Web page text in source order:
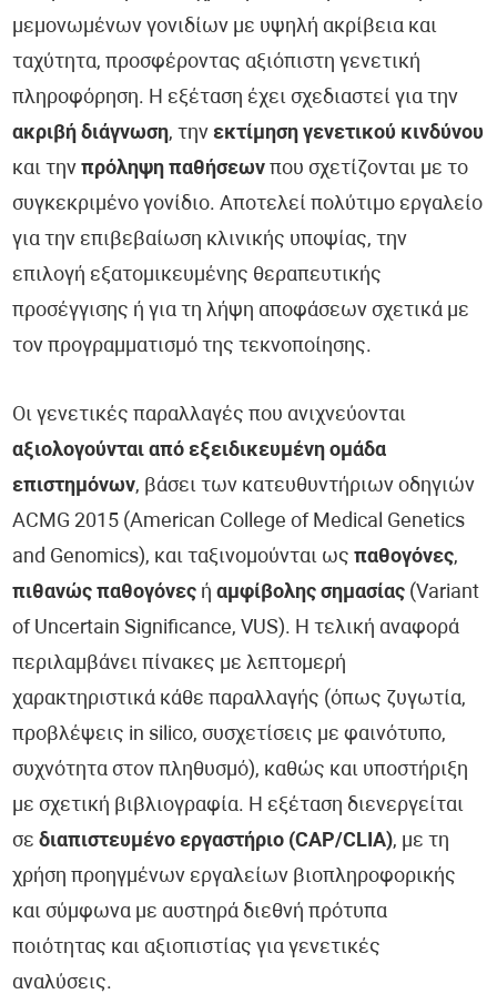
μεμονωμένων γονιδίων με υψηλή ακρίβεια και
ταχύτητα, προσφέροντας αξιόπιστη γενετική
πληροφόρηση. Η εξέταση έχει σχεδιαστεί για την
ακριβή διάγνωση, τηνεκτίμηση γενετικού κινδύνου
και τηνπρόληψη παθήσεων που σχετίζονται με το
συγκεκριμένο γονίδιο. Αποτελεί πολύτιμο εργαλείο
για την επιβεβαίωση κλινικής υποψίας, την
επιλογή εξατομικευμένης θεραπευτικής
προσέγγισης ή για τη λήψη αποφάσεων σχετικά με
τον προγραμματισμό της τεκνοποίησης.
Οι γενετικές παραλλαγές που ανιχνεύονται
αξιολογούνται από εξειδικευμένη ομάδα
επιστημόνων, βάσει των κατευθυντήριων οδηγιών
ACMG 2015 (American College of Medical Genetics
and Genomics), και ταξινομούνται ωςπαθογόνες,
πιθανώς παθογόνες ήαμφίβολης σημασίας (Variant
of Uncertain Significance, VUS). Η τελική αναφορά
περιλαμβάνει πίνακες με λεπτομερή
χαρακτηριστικά κάθε παραλλαγής (όπως ζυγωτία,
προβλέψεις in silico, συσχετίσεις με φαινότυπο,
συχνότητα στον πληθυσμό), καθώς και υποστήριξη
με σχετική βιβλιογραφία. Η εξέταση διενεργείται
σεδιαπιστευμένο εργαστήριο (CAP/CLIA), με τη
χρήση προηγμένων εργαλείων βιοπληροφορικής
και σύμφωνα με αυστηρά διεθνή πρότυπα
ποιότητας και αξιοπιστίας για γενετικές
αναλύσεις.